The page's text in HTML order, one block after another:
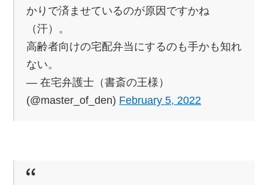
かりで済ませているのが原因ですかね
（汗）。
高齢者向けの宅配弁当にするのも手かも知れ
ない。
— 在宅弁護士（書斎の王様）
(@master_of_den) February 5, 2022